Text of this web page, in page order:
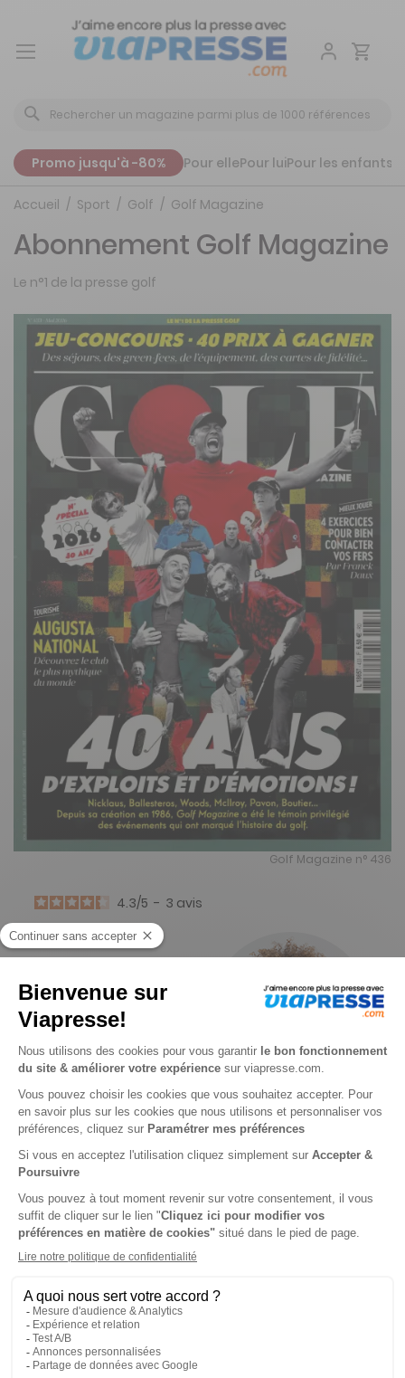
Aller
Promo jusqu'à -80% Pour ellePour luiPour les enfants
Accueil Sport Golf Golf Magazine
Golf Magazine n° 436
Abonnement Golf Magazine
Le n°1 de la presse golf
4.3/5 - 3 avis
Aucune offre disponible
pourGOLF MAGAZINE
en ce moment.
Dommage !
Nous avons noté que ce produit vous
intéresse.
Consultez sur cette page nos suggestions
de titres proches.